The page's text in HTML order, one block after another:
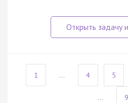
1 ... 4 5
... 9